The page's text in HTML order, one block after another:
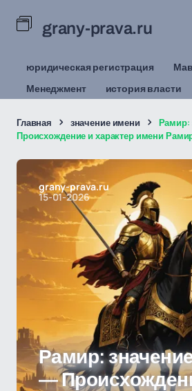
grany-prava.ru
юридическая регистрация
Менеджмент
история власти
Главная значение имени
Рамир:
Происхождение и характер имени
grany-prava.ru
15-01-2026
Рамир:
—